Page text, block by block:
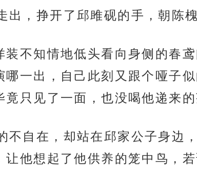
出，挣开了邱雎砚的手，朝陈
装不知情地低头看向身侧的春
一出，自己此刻又跟个哑子
只见了一面，也没喝他递来的
不自在，却站在邱家公子身边
他想起了他供养的笼中鸟，